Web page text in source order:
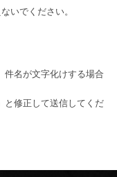
いでください。
件名が文字化けする場合
と修正して送信してくだ